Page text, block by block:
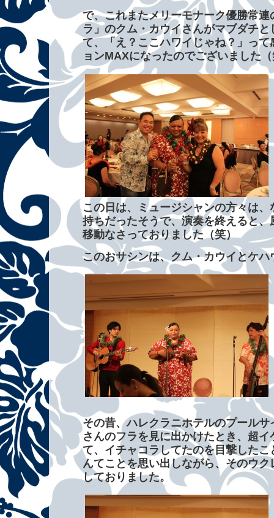
で、これまたメリーモナーク優勝常
ラ」のクム・カウイさんがマブダチ
て、「え？ここハワイじゃね？」っ
ョンMAXになったのでございました
この日は、ミュージシャンの方々は
持ちだったそうで、演奏を終えると
移動なさっておりました（笑）
このおサシンは、クム・カウイとケ
その昔、ハレクラニホテルのプール
さんのフラを見に出かけたとき、超
て、イチャコラしてたのを目撃した
んてことを思い出しながら、そのウ
しておりました。